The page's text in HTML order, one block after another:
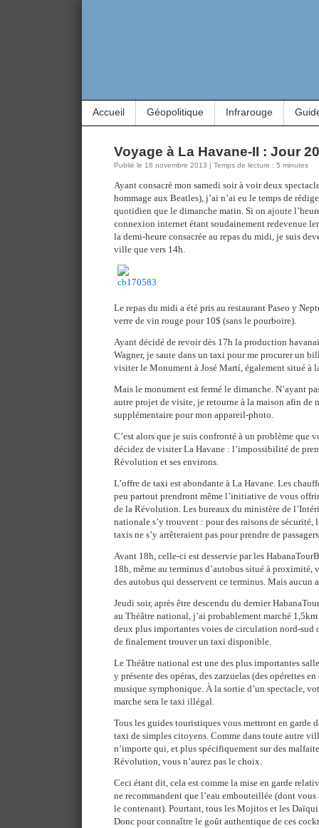
Accueil Géopolitique Infrarouge
Voyage à La Havane-II : Jour 20
Publié le 18 novembre 2013 | Temps de lecture : 5 minutes
Ayant consacré mon samedi soir à voir deux
hommage aux Beatles), j’ai n’ai eu le temps de
quotidien que le dimanche matin. Si on ajoute
connexion internet étant soudainement redevenue
la demi-heure consacrée au repas du midi, je suis
ville que vers 14h.
Le repas du midi a été pris au restaurant Paseo y
verre de vin rouge pour 10$ (sans le pourboire).
Ayant décidé de revoir dès 17h la production
Wagner, je saute dans un taxi pour me procurer un
visiter le Monument à José Martí, également situé à
Mais le monument est fermé le dimanche. N’ayant
autre projet de visite, je retourne à la maison afin de
supplémentaire pour mon appareil-photo.
C’est alors que je suis confronté à un problème que
décidez de visiter La Havane : l’impossibilité de
Révolution et ses environs.
L’offre de taxi est abondante à La Havane. Les
peu partout prendront même l’initiative de vous
de la Révolution. Les bureaux du ministère de
nationale s’y trouvent : pour des raisons de sécurité,
taxis ne s’y arrêteraient pas pour prendre de
Avant 18h, celle-ci est desservie par les
18h, même au terminus d’autobus situé à proximité,
des autobus qui desservent ce terminus. Mais aucun
Jeudi soir, après être descendu du dernier
au Théâtre national, j’ai probablement marché
deux plus importantes voies de circulation nord-sud
de finalement trouver un taxi disponible.
Le Théâtre national est une des plus importantes
y présente des opéras, des zarzuelas (des opérettes
musique symphonique. À la sortie d’un spectacle,
marche sera le taxi illégal.
Tous les guides touristiques vous mettront en garde
taxi de simples citoyens. Comme dans toute autre
n’importe qui, et plus spécifiquement sur des
Révolution, vous n’aurez pas le choix.
Ceci étant dit, cela est comme la mise en garde
ne recommandent que l’eau embouteillée (dont vous
le contenant). Pourtant, tous les Mojitos et les
Donc pour connaître le goût authentique de ces